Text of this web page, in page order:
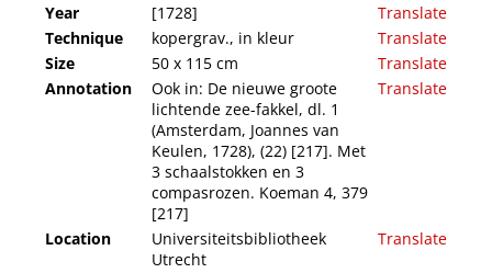
Year [1728]
Translate
Technique
kopergrav., in kleur
Translate
Size
50 x 115 cm
Translate
Annotation
Ook in: De nieuwe groote
lichtende zee-fakkel, dl. 1
(Amsterdam, Joannes van
Keulen, 1728), (22) [217]. Met
3 schaalstokken en 3
compasrozen. Koeman 4, 379
[217]
Translate
Location
Universiteitsbibliotheek
Utrecht
Translate